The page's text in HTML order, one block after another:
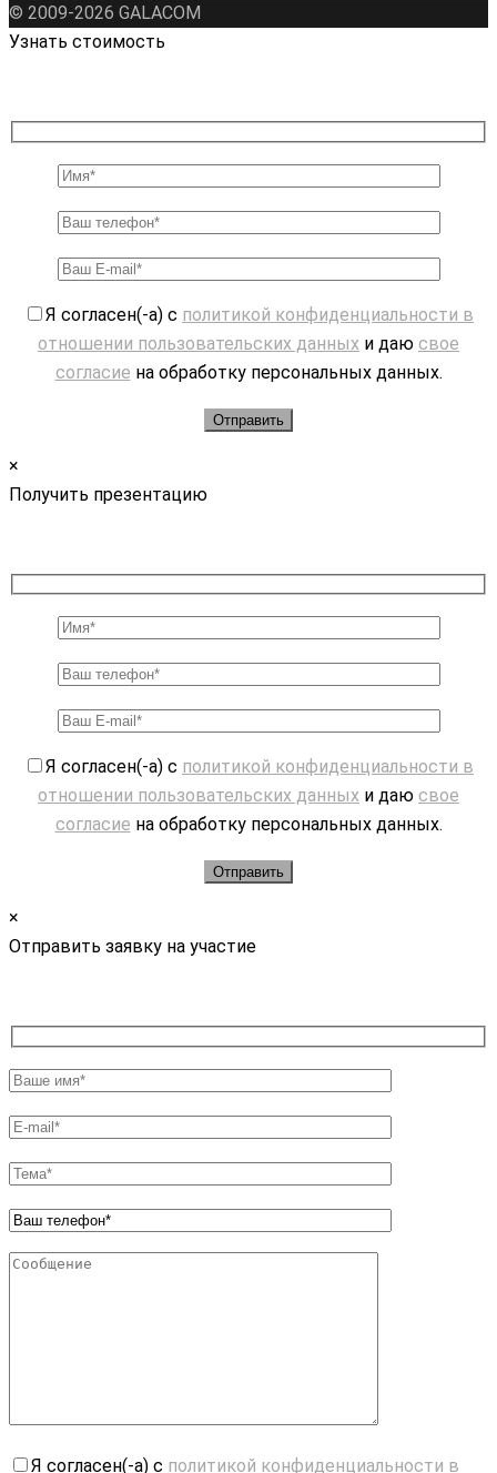
© 2009-2026 GALAСOM
Узнать стоимость
Я согласен(-а) с политикой конфиденциальности в
отношении пользовательских данных и даю свое
согласие на обработку персональных данных.
×
Получить презентацию
Я согласен(-а) с политикой конфиденциальности в
отношении пользовательских данных и даю свое
согласие на обработку персональных данных.
×
Отправить заявку на участие
Я согласен(-а) с политикой конфиденциальности в